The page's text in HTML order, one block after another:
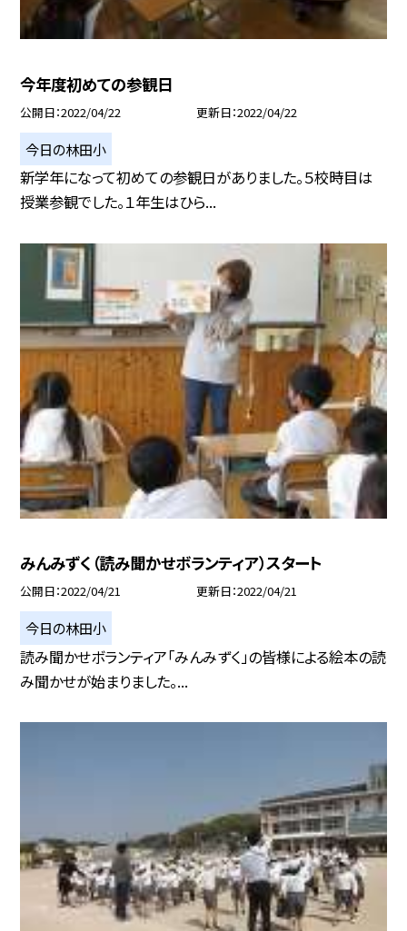
今年度初めての参観日
公開日 2022/04/22 更新日 2022/04/22
今日の林田小
新学年になって初めての参観日がありました。５校時目は
授業参観でした。１年生はひら...
みんみずく（読み聞かせボランティア）スタート
公開日 2022/04/21 更新日 2022/04/21
今日の林田小
読み聞かせボランティア「みんみずく」の皆様による絵本の読
み聞かせが始まりました。...